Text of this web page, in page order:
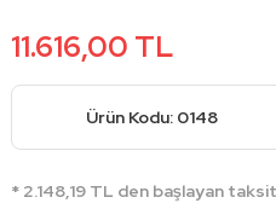
11.616,00 TL
Ürün Kodu: 0148
* 2.148,19 TL den başlayan